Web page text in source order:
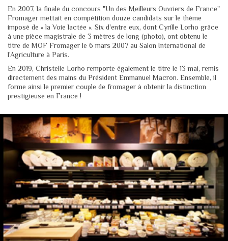
En 2007, la finale du concours "Un des Meilleurs Ouvriers de France"
Fromager mettait en compétition douze candidats sur le thème
imposé de « la Voie lactée ». Six d'entre eux, dont Cyrille Lorho grâce
à une pièce magistrale de 3 mètres de long (photo), ont obtenu le
titre de MOF Fromager le 6 mars 2007 au Salon International de
l'Agriculture à Paris.
En 2019, Christelle Lorho remporte également le titre le 13 mai, remis
directement des mains du Président Emmanuel Macron. Ensemble, il
forme ainsi le premier couple de fromager à obtenir la distinction
prestigieuse en France !